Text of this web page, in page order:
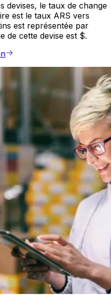
devises, le taux de change
est le taux ARS vers
est représentée par
de cette devise est $.